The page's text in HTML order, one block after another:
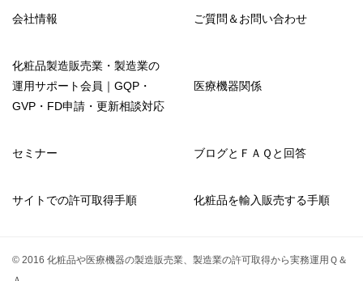
会社情報 ご質問＆お問い合わせ
化粧品製造販売業・製造業の
運用サポート会員｜GQP・
GVP・FD申請・更新相談対応
医療機器関係
セミナー ブログとＦＡＱと回答
サイトでの許可取得手順 化粧品を輸入販売する手順
© 2016 化粧品や医療機器の製造販売業、製造業の許可取得から実務運用Ｑ＆